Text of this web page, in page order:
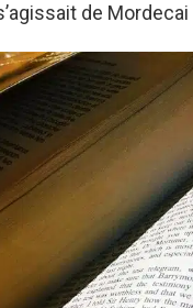
de Mordecai